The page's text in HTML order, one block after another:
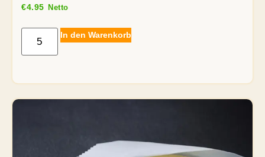
€4.95 Netto
In den Warenkorb